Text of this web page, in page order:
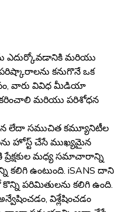
ఎదుర్కోవడానికి మరియు
కనుగొనే ఒక
వారు వివిధ మీడియా
మరియు పరిశోధన
లేదా సముచిత కమ్యూనిటీల
హోస్ట్ చేసే ముఖ్యమైన
మధ్య సమాచారాన్ని
కలిగి ఉంటుంది. iSANS దాని
పరిమితులను కలిగి ఉంది.
విశ్లేషించడం